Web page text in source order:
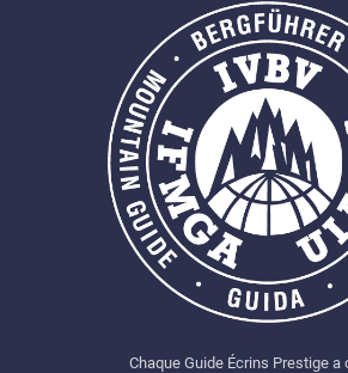
Chaque Guide Écrins Prestige a